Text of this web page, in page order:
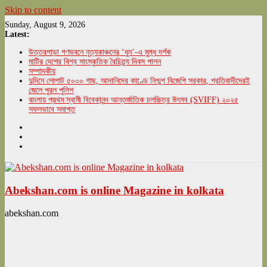
Skip to content
Sunday, August 9, 2026
Latest:
উত্তরপাড়া গণভবনে নৃত্যকাঞ্চনের ‘ধুন’-এ মুগ্ধ দর্শক
মাটির দেশের বিশ্ব সাংস্কৃতিক বৈচিত্র্য দিবস পালন
সম্পাদকীয়
দুদিনে লোপাট ৫০০০ গাছ, আদানিদের কাণ্ডে নিশ্চুপ বিজেপি সরকার, প্রতিবাদীদেরই
জেলে পুরল পুলিশ
বাংলায় প্রথম স্বামী বিবেকানন্দ আন্তর্জাতিক চলচ্চিত্র উৎসব (SVIFF) ২০২৫
সফলভাবে সমাপ্ত
Abekshan.com is online Magazine in kolkata
abekshan.com